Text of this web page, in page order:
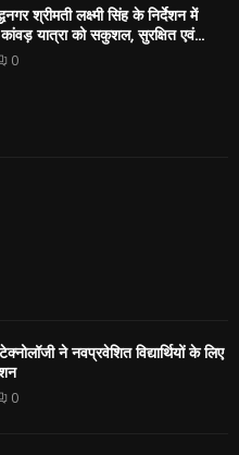
श्रीमती लक्ष्मी सिंह के निर्देशन में
यात्रा को सकुशल, सुरक्षित एवं...
0
ने नवप्रवेशित विद्यार्थियों के लिए
0